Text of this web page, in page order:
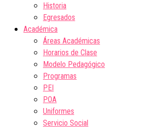
Historia
Egresados
Académica
Áreas Académicas
Horarios de Clase
Modelo Pedagógico
Programas
PEI
POA
Uniformes
Servicio Social